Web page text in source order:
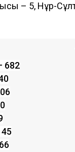
– 5, Нұр-
682